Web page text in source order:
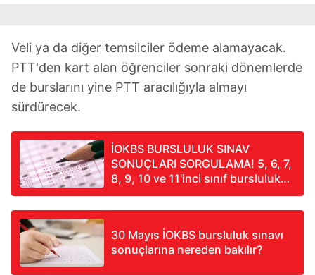
Veli ya da diğer temsilciler ödeme alamayacak.
PTT'den kart alan öğrenciler sonraki dönemlerde
de burslarını yine PTT aracılığıyla almayı
sürdürecek.
İOKBS BURSLULUK SINAV
SONUÇLARI SORGULAMA! 5, 6, 7,
8, 9, 10 ve 11'inci sınıf bursluluk
sınav sonuçları açıklandı mı?
30 Mayıs İOKBS bursluluk sınavı
sonuçlarına nereden bakılır?